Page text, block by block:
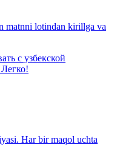
matnni lotindan kirillga va
с узбекской
Har bir maqol uchta